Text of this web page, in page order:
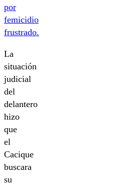
por
femicidio
frustrado.
La
situación
judicial
del
delantero
hizo
que
el
Cacique
buscara
su